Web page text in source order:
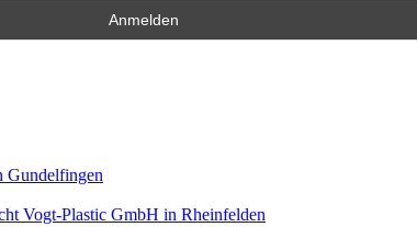
Gundelfingen
Vogt-Plastic GmbH in Rheinfelden